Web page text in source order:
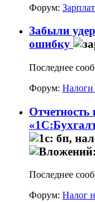
Форум:
Забыли
ошибку
Последнее
Форум:
Отчетность
Последнее
Форум: Налог